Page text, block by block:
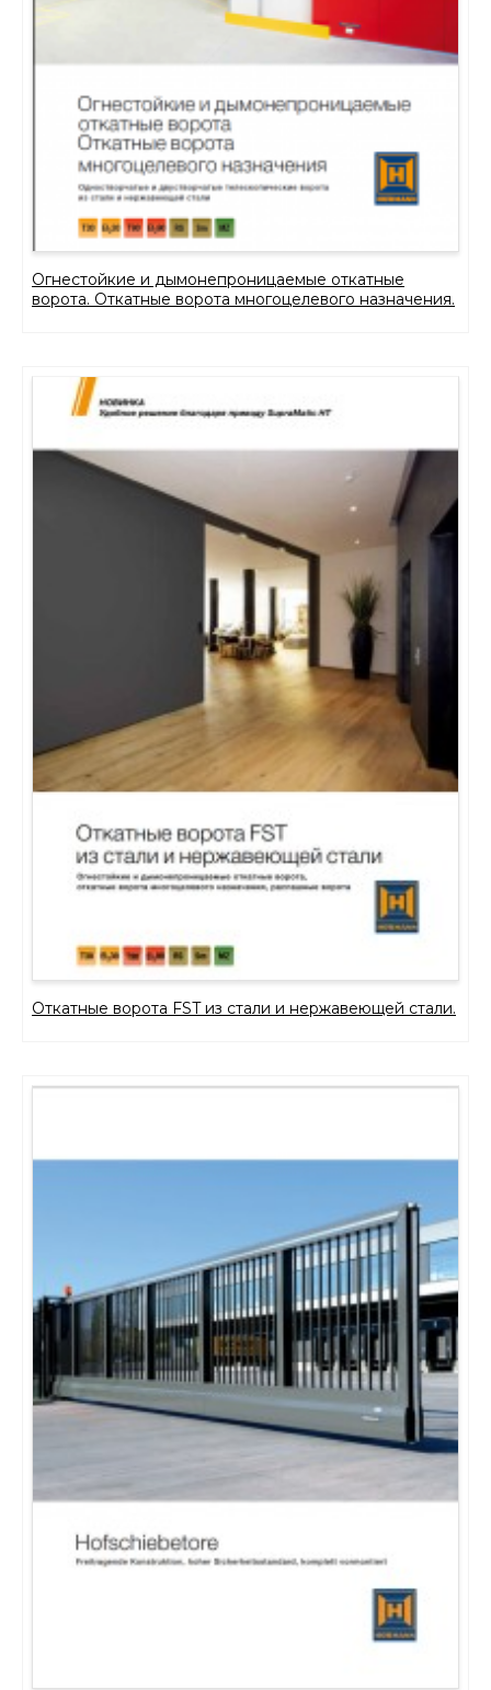
Огнестойкие и дымонепроницаемые откатные
ворота. Откатные ворота многоцелевого назначения.
Откатные ворота FST из стали и нержавеющей стали.